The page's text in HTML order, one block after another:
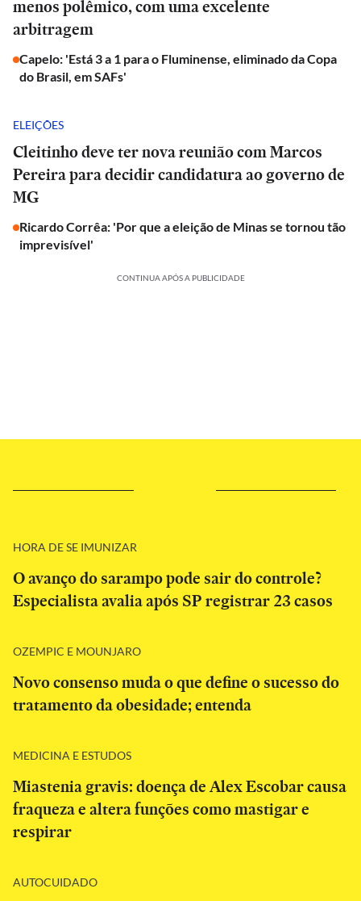
menos polêmico, com uma excelente
arbitragem
Capelo: 'Está 3 a 1 para o Fluminense, eliminado da Copa
do Brasil, em SAFs'
ELEIÇÕES
Cleitinho deve ter nova reunião com Marcos
Pereira para decidir candidatura ao governo de
MG
Ricardo Corrêa: 'Por que a eleição de Minas se tornou tão
imprevisível'
CONTINUA APÓS A PUBLICIDADE
HORA DE SE IMUNIZAR
O avanço do sarampo pode sair do controle?
Especialista avalia após SP registrar 23 casos
OZEMPIC E MOUNJARO
Novo consenso muda o que define o sucesso do
tratamento da obesidade; entenda
MEDICINA E ESTUDOS
Miastenia gravis: doença de Alex Escobar causa
fraqueza e altera funções como mastigar e
respirar
AUTOCUIDADO